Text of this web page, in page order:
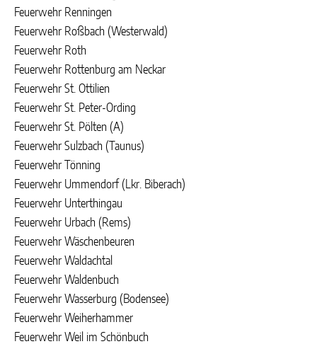
Feuerwehr Renningen
Feuerwehr Roßbach (Westerwald)
Feuerwehr Roth
Feuerwehr Rottenburg am Neckar
Feuerwehr St. Ottilien
Feuerwehr St. Peter-Ording
Feuerwehr St. Pölten (A)
Feuerwehr Sulzbach (Taunus)
Feuerwehr Tönning
Feuerwehr Ummendorf (Lkr. Biberach)
Feuerwehr Unterthingau
Feuerwehr Urbach (Rems)
Feuerwehr Wäschenbeuren
Feuerwehr Waldachtal
Feuerwehr Waldenbuch
Feuerwehr Wasserburg (Bodensee)
Feuerwehr Weiherhammer
Feuerwehr Weil im Schönbuch